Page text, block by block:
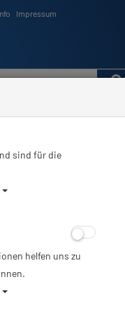
Impressum
8 - 210 cm - orange
Alle
MD-
sind für die
helfen uns zu